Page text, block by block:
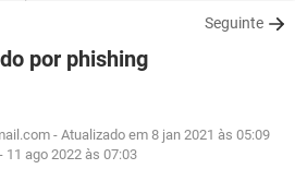
GMAIL
WHATSAPP
EXCEL
FACEBOOK
Seguinte
por phishing
- Atualizado em 8 jan 2021 às 05:09
11 ago 2022 às 07:03